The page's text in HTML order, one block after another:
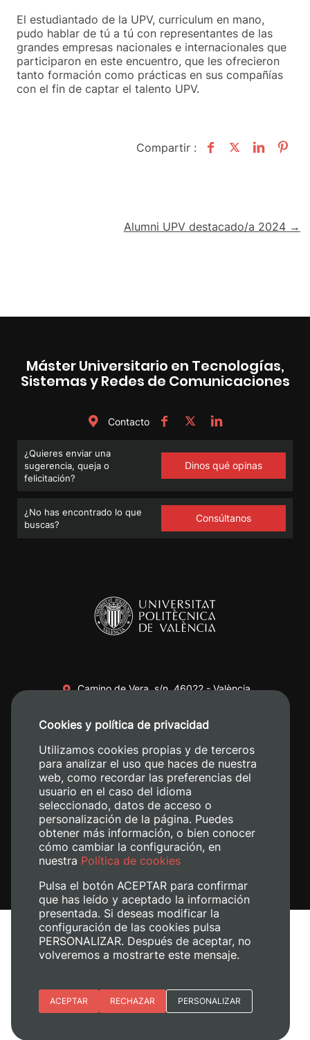
El estudiantado de la UPV, curriculum en mano,
pudo hablar de tú a tú con representantes de las
grandes empresas nacionales e internacionales que
participaron en este encuentro, que les ofrecieron
tanto formación como prácticas en sus compañías
con el fin de captar el talento UPV.
Compartir :
NavegaciónAlumni UPV destacado/a 2024 →
Máster Universitario en Tecnologías,
Sistemas y Redes de Comunicaciones
Contacto
¿Quieres enviar una
sugerencia, queja o
felicitación?
Dinos qué opinas
¿No has encontrado lo que
buscas?
Consúltanos
Camino de Vera, s/n. 46022 - València
+34 620 04 00 50
Aviso legal
Política de cookies
Gestionar cookies
Cookies y política de privacidad
Utilizamos cookies propias y de terceros
para analizar el uso que haces de nuestra
web, como recordar las preferencias del
usuario en el caso del idioma
seleccionado, datos de acceso o
personalización de la página. Puedes
obtener más información, o bien conocer
cómo cambiar la configuración, en
nuestra Política de cookies
Pulsa el botón ACEPTAR para confirmar
que has leído y aceptado la información
presentada. Si deseas modificar la
configuración de las cookies pulsa
PERSONALIZAR. Después de aceptar, no
volveremos a mostrarte este mensaje.
Esenciales
ACEPTAR RECHAZAR PERSONALIZAR